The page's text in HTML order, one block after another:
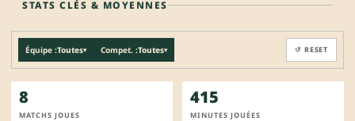
STATS CLÉS & MOYENNES
Équipe :Toutes▾ Compet. :Toutes▾ ↺ RESET
8
MATCHS JOUES
415
MINUTES JOUÉES